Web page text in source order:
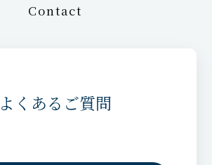
Contact
よくあるご質問